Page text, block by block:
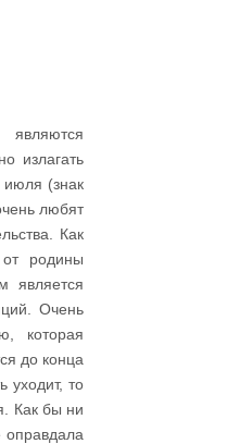
излагать
(знак
любят
Как
родины
является
Очень
которая
до конца
уходит, то
Как бы ни
оправдала